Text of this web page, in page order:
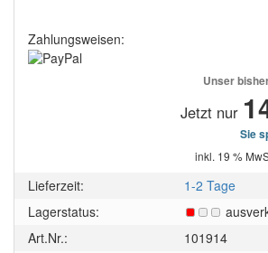
Zahlungsweisen:
Unser
Jetzt nur
Sie
inkl. 19 %
Lieferzeit:
1-2 Tage
Lagerstatus:
Art.Nr.:
101914